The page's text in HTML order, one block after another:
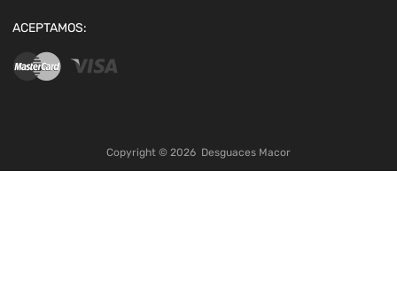
ACEPTAMOS:
Copyright © 2026 Desguaces Macor